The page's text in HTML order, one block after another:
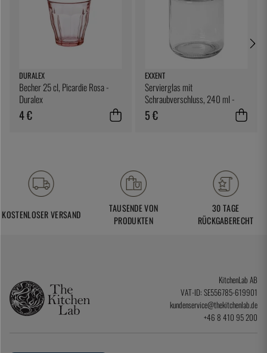
DURALEX
Becher 25 cl, Picardie Rosa -
Duralex
4 €
EXXENT
Servierglas mit
Schraubverschluss, 240 ml -
Exxent
5 €
KOSTENLOSER VERSAND
TAUSENDE VON
PRODUKTEN
30 TAGE
RÜCKGABERECHT
KitchenLab AB
VAT-ID: SE556785-619901
kundenservice@thekitchenlab.de
+46 8 410 95 200